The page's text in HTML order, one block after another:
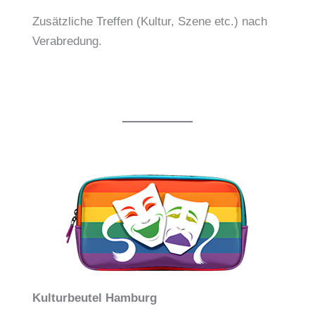
Zusätzliche Treffen (Kultur, Szene etc.) nach
Verabredung.
Kulturbeutel Hamburg